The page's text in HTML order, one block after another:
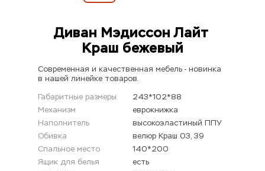
Диван Мэдиссон Лайт
Краш бежевый
Современная и качественная мебель - новинка
в нашей линейке товаров.
Габаритные размеры
243*102*88
Механизм
еврокнижка
Наполнитель
высокоэластиный ППУ
Обивка
велюр Краш 03, 39
Спальное место
140*200
Ящик для белья
есть